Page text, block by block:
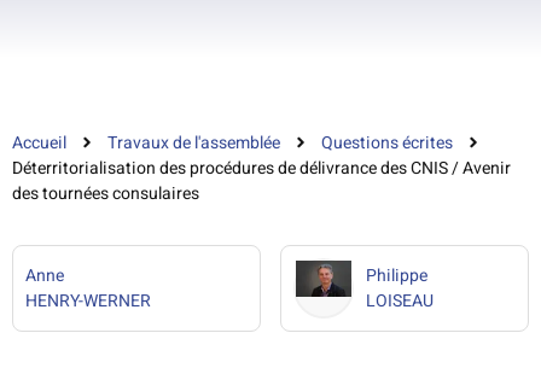
Accueil Travaux de l'assemblée
Questions écrites
Déterritorialisation des procédures de délivrance des CNIS / Avenir
des tournées consulaires
Anne
HENRY-WERNER
Philippe
LOISEAU